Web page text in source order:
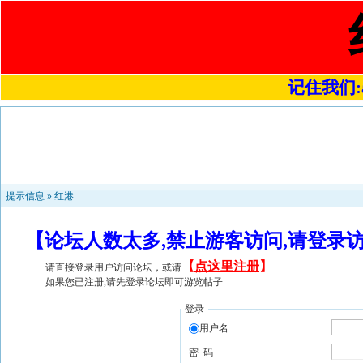
记住我们
提示信息 » 红港
【论坛人数太多,禁止游客访问,请登
请直接登录用户访问论坛，或请 【 点这里注册】
如果您已注册,请先登录论坛即可游览帖子
登录
用户名
密 码